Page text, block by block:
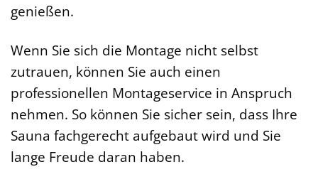
genießen.
Wenn Sie sich die Montage nicht selbst
zutrauen, können Sie auch einen
professionellen Montageservice in Anspruch
nehmen. So können Sie sicher sein, dass Ihre
Sauna fachgerecht aufgebaut wird und Sie
lange Freude daran haben.